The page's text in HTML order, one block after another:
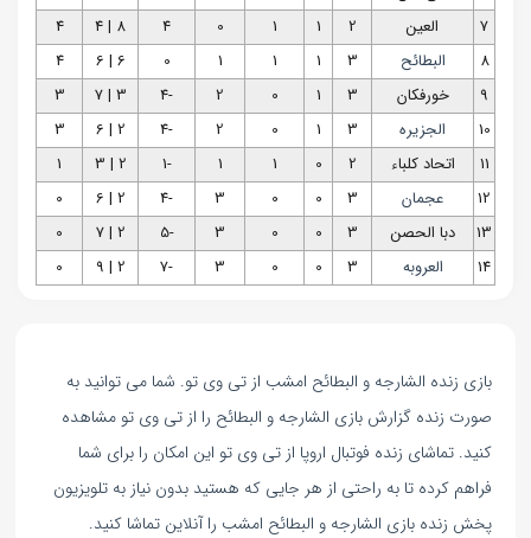
7
العین 2
1
1
0
4
8 | 4
4
8
البطائح 3
1
1
1
0
6 | 6
4
9
خورفكان 3
1
0
2
-4
3 | 7
3
10
الجزیره 3
1
0
2
-4
2 | 6
3
11
اتحاد كلباء 2
0
1
1
-1
2 | 3
1
12
عجمان 3
0
0
3
-4
2 | 6
0
13
دبا الحصن 3
0
0
3
-5
2 | 7
0
14
العروبه 3
0
0
3
-7
2 | 9
0
بازی زنده الشارجه و البطائح امشب از تی وی تو. شما می توانید به
صورت زنده گزارش بازی الشارجه و البطائح را از تی وی تو مشاهده
کنید. تماشای زنده فوتبال اروپا از تی وی تو این امکان را برای شما
فراهم کرده تا به راحتی از هر جایی که هستید بدون نیاز به تلویزیون
پخش زنده بازی الشارجه و البطائح امشب را آنلاین تماشا کنید.